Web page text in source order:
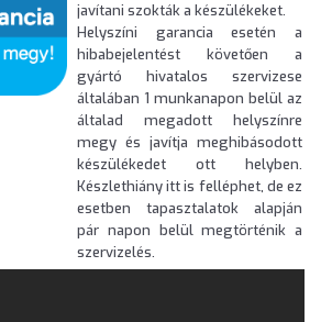
javítani szokták a készülékeket.
Helyszíni garancia esetén a
hibabejelentést követően a
gyártó hivatalos szervizese
általában 1 munkanapon belül az
általad megadott helyszínre
megy és javítja meghibásodott
készülékedet ott helyben.
Készlethiány itt is felléphet, de ez
esetben tapasztalatok alapján
pár napon belül megtörténik a
szervizelés.